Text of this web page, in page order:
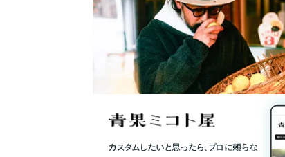
カスタムしたいと思ったら、プロに頼らな